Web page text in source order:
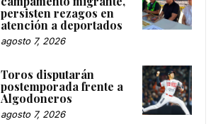
persisten rezagos en
atención a deportados
agosto 7, 2026
Toros disputarán
postemporada frente a
Algodoneros
agosto 7, 2026